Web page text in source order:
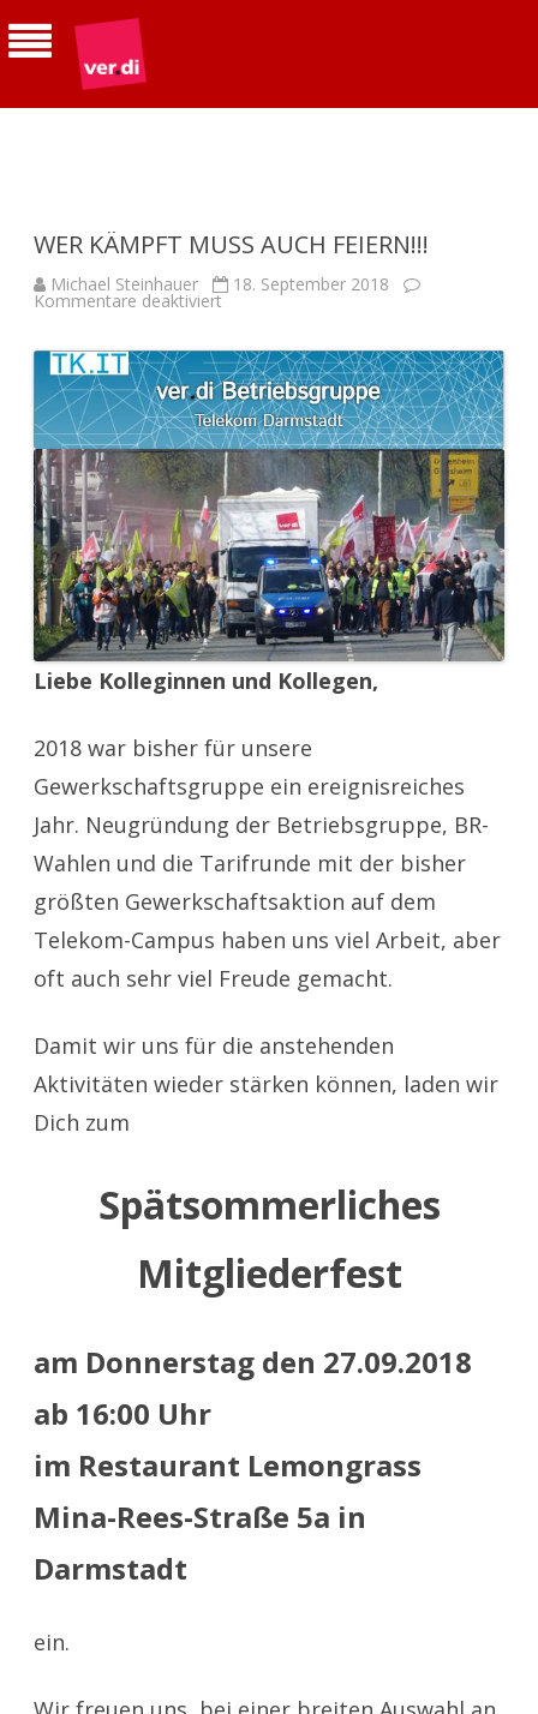
WER KÄMPFT MUSS AUCH FEIERN!!!
Michael Steinhauer 18. September 2018
Kommentare deaktiviertfür
MUSS
AUCH
FEIERN!!!
Liebe Kolleginnen und Kollegen,
2018 war bisher für unsere
Gewerkschaftsgruppe ein ereignisreiches
Jahr. Neugründung der Betriebsgruppe, BR-
Wahlen und die Tarifrunde mit der bisher
größten Gewerkschaftsaktion auf dem
Telekom-Campus haben uns viel Arbeit, aber
oft auch sehr viel Freude gemacht.
Damit wir uns für die anstehenden
Aktivitäten wieder stärken können, laden wir
Dich zum
Spätsommerliches
Mitgliederfest
am Donnerstag den 27.09.2018
ab 16:00 Uhr
im Restaurant Lemongrass
Mina-Rees-Straße 5a in
Darmstadt
ein.